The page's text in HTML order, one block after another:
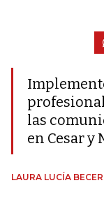
las
en Cesar y
LAURA LUCÍA